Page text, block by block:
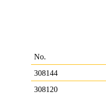
No.
308144
308120